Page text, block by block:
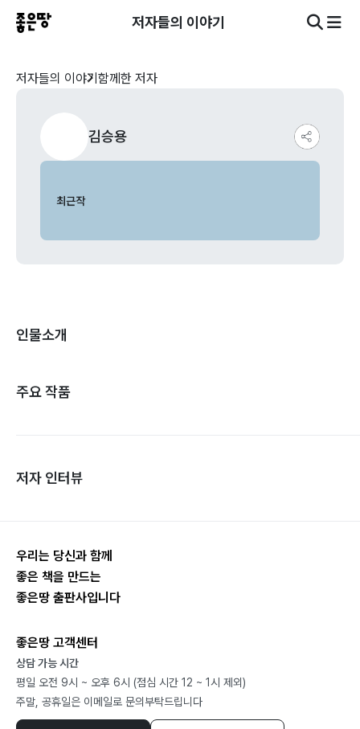
저자들의 이야기
저자들의 이야기 함께한 저자
김승용
최근작
인물소개
주요 작품
저자 인터뷰
우리는 당신과 함께
좋은 책을 만드는
좋은땅 출판사입니다
좋은땅 고객센터
상담 가능 시간
평일 오전 9시 ~ 오후 6시 (점심 시간 12 ~ 1시 제외)
주말, 공휴일은 이메일로 문의부탁드립니다